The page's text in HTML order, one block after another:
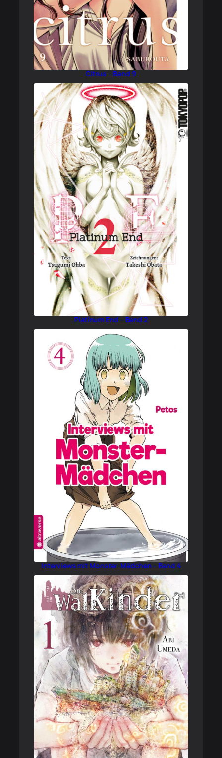
Citrus – Band 9
Platinum End – Band 2
Interviews mit Monster-Mädchen – Band 4